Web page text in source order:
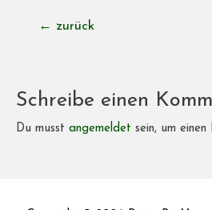
Beitragsnavigation
← zurück
Schreibe einen
Du musst angemeldet sein, um